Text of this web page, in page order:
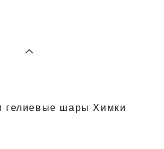
гелиевые шары Химки